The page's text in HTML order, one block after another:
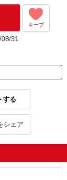
キープ
31
する
シェア